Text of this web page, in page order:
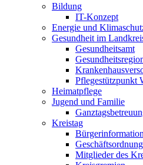
Bildung
IT-Konzept
Energie und
Gesundheit im
Gesundheitsamt
Pflegestützpunkt
Heimatpflege
Jugend und Familie
Kreistag
Bürgerinformation
Geschäftsordnung
Mitglieder des